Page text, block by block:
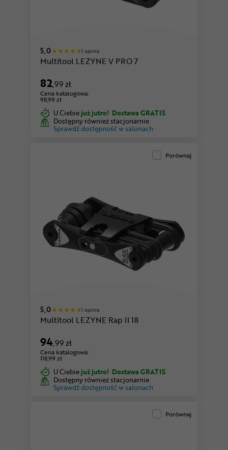
5,0 1 opinia
Multitool LEZYNE V PRO 7
82,99 zł
Cena katalogowa:
98,99 zł
U Ciebie już jutro! Dostawa GRATIS
Dostępny również stacjonarnie
Sprawdź dostępność w salonach
Porównaj
5,0 1 opinia
Multitool LEZYNE Rap II 18
94,99 zł
Cena katalogowa:
118,99 zł
U Ciebie już jutro! Dostawa GRATIS
Dostępny również stacjonarnie
Sprawdź dostępność w salonach
Porównaj